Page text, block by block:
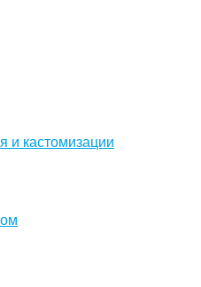
и кастомизации